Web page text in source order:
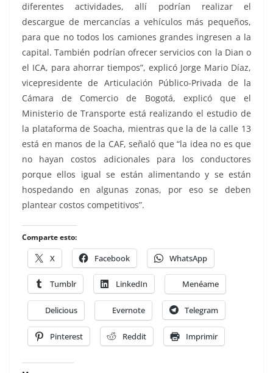
diferentes actividades, allí podrían realizar el
descargue de mercancías a vehículos más pequeños,
para que no todos los camiones grandes ingresen a la
capital. También podrían ofrecer servicios con la Dian o
el ICA, para ahorrar tiempos”, explicó Jorge Mario Díaz,
vicepresidente de Articulación Público-Privada de la
Cámara de Comercio de Bogotá, explicó que el
Ministerio de Transporte está realizando el estudio de
la plataforma de Soacha, mientras que la de la calle 13
está en manos de la CAF, señaló que “la idea no es que
no hayan costos adicionales para los conductores
porque ellos igual se están alimentando y se están
hospedando en algunas zonas, por eso se deben
plantear costos competitivos”.
Comparte esto:
X Facebook WhatsApp
Tumblr LinkedIn Menéame
Delicious Evernote Telegram
Pinterest Reddit Imprimir